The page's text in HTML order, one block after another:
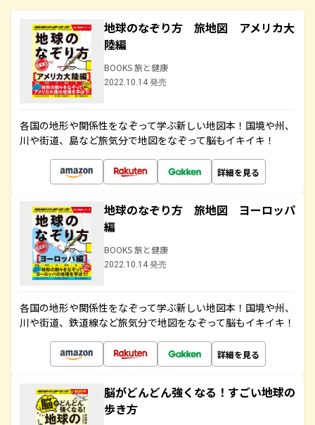
地球のなぞり方 旅地図 アメリカ大
陸編
BOOKS 旅と健康
2022.10.14 発売
各国の地形や関係性をなぞって学ぶ新しい地図本！国境や州、
川や街道、島など旅気分で地図をなぞって脳もイキイキ！
詳細を見る
地球のなぞり方 旅地図 ヨーロッパ
編
BOOKS 旅と健康
2022.10.14 発売
各国の地形や関係性をなぞって学ぶ新しい地図本！国境や州、
川や街道、鉄道線など旅気分で地図をなぞって脳もイキイキ！
詳細を見る
脳がどんどん強くなる！すごい地球の
歩き方